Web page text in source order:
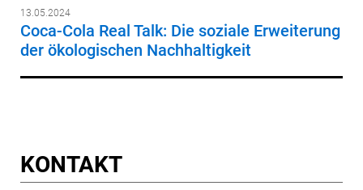
13.05.2024
Coca-Cola Real Talk: Die soziale Erweiterung
der ökologischen Nachhaltigkeit
KONTAKT